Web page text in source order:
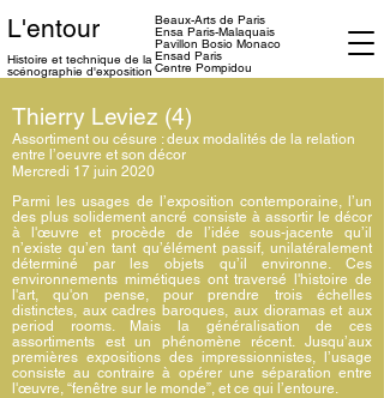
L'entour
Histoire et technique de la
scénographie d'exposition
Beaux-Arts de Paris
Ensa Paris-Malaquais
Pavillon Bosio Monaco
Ensad Paris
Centre Pompidou
Thierry Leviez (4)
Assortiment ou césure : deux modalités de la relation
entre l’oeuvre et son décor
Mercredi 17 juin 2020
Parmi les usages de l’exposition contemporaine, l’un
des plus solidement ancré consiste à assortir le décor
à l'œuvre et procède de l’idée sous-jacente qu’il
n’existe qu’en tant qu’élément passif, unilatéralement
déterminé par les objets qu’il environne. Ces
environnements mimétiques ont traversé l'histoire de
l'art, qu'on pense, pour prendre trois échelles
distinctes, aux cadres baroques, aux dioramas et aux
period rooms. Mais la généralisation de ces
assortiments est un phénomène récent. Jusqu’aux
premières expositions des impressionnistes, l’usage
consiste au contraire à opérer une séparation entre
l'œuvre, “fenêtre sur le monde”, et ce qui l’entoure.